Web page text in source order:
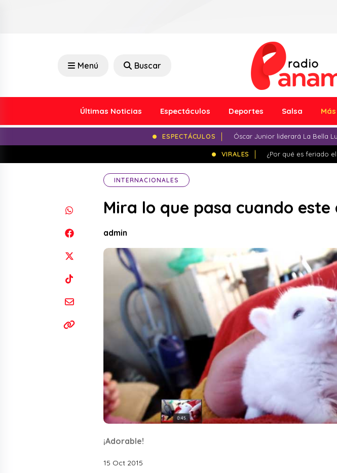
Menú Buscar
Últimas Noticias Espectáculos Deportes Salsa Más
ESPECTÁCULOS Óscar Junior liderará La Bella
VIRALES ¿Por qué es feriado
INTERNACIONALES
Mira lo que pasa cuando
admin
¡Adorable!
15 Oct 2015